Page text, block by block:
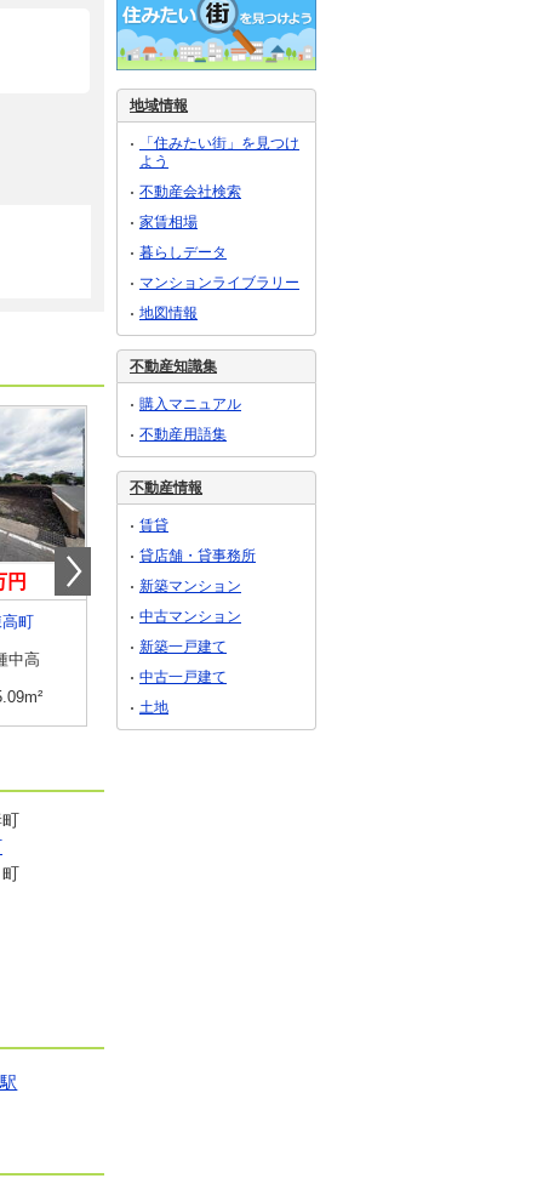
円
町
中高
399万円
群馬県伊勢崎市太田町
用途地域 １種中高
土地面積
地域情報
「住みたい街」を見つけ
よう
不動産会社検索
家賃相場
暮らしデータ
マンションライブラリー
地図情報
不動産知識集
購入マニュアル
不動産用語集
不動産情報
賃貸
貸店舗・貸事務所
新築マンション
中古マンション
新築一戸建て
中古一戸建て
土地